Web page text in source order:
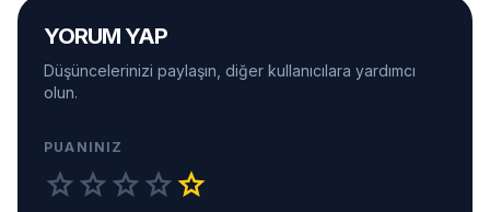
YORUM YAP
Düşüncelerinizi paylaşın, diğer kullanıcılara yardımcı
olun.
PUANINIZ
starstarstarstarstar